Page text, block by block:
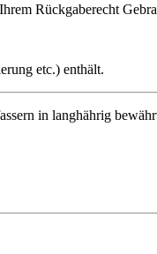
Rückgaberecht
etc.) enthält.
in langhährig